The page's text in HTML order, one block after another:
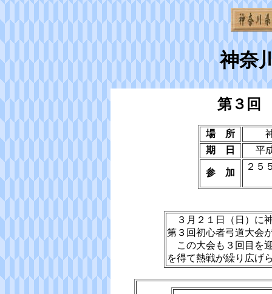
神奈
第３回
場 所
期 日
平
参 加
２５
３月２１日（日）に
第３回初心者弓道大会
この大会も３回目を
を得て熱戦が繰り広げ